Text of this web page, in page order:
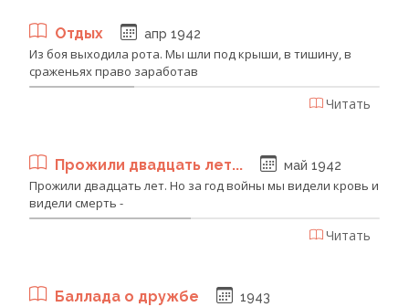
Отдых апр 1942
Из боя выходила рота. Мы шли под крыши, в тишину, в
сраженьях право заработав
Читать
Прожили двадцать лет... май 1942
Прожили двадцать лет. Но за год войны мы видели кровь и
видели смерть -
Читать
Баллада о дружбе 1943